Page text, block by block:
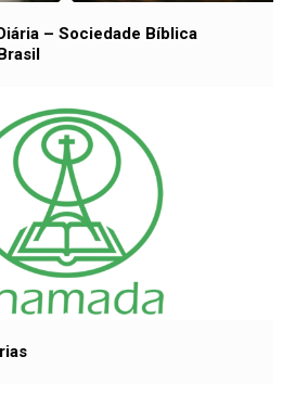
– Sociedade Bíblica